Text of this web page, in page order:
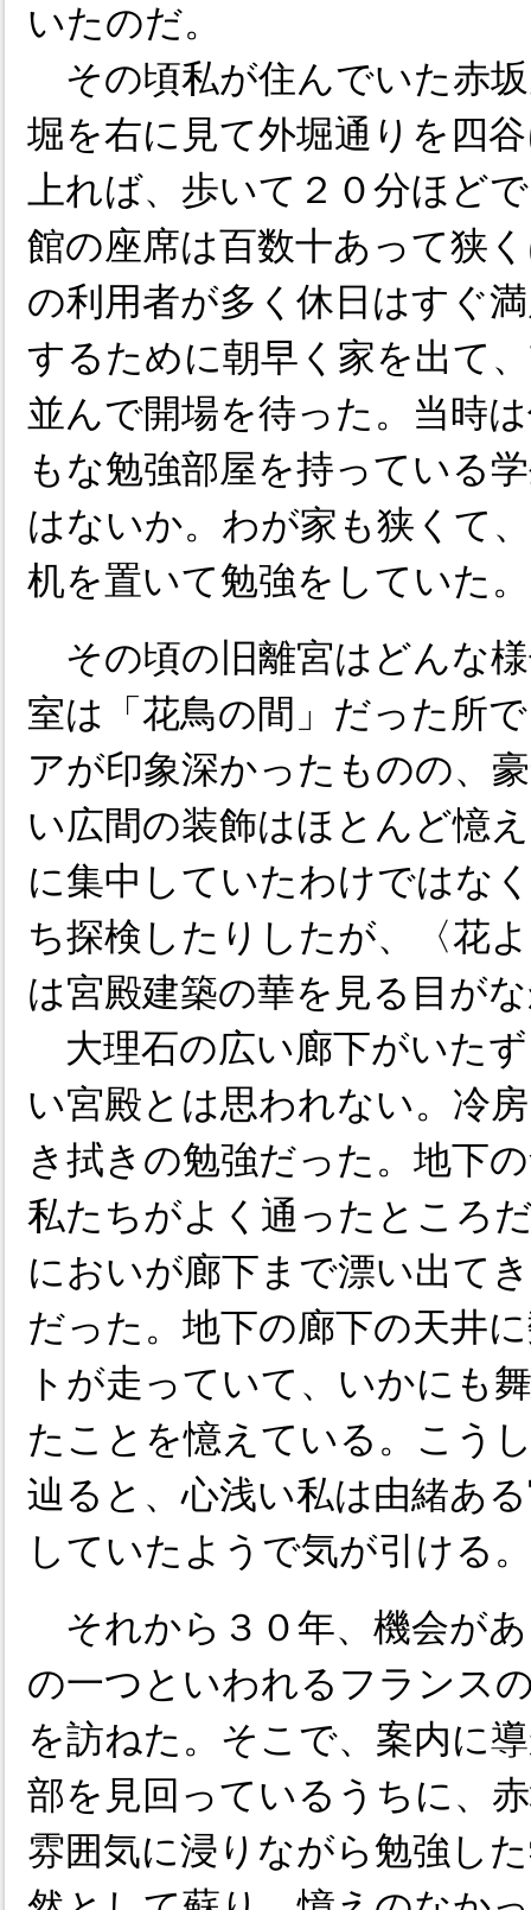
いたのだ。
その頃私が住んでいた赤
堀を右に見て外堀通りを四
上れば、歩いて２０分ほど
館の座席は百数十あって狭
の利用者が多く休日はすぐ
するために朝早く家を出て
並んで開場を待った。当時
もな勉強部屋を持っている
はないか。わが家も狭くて
机を置いて勉強をしていた。
その頃の旧離宮はどんな
室は「花鳥の間」だった所
アが印象深かったものの、
い広間の装飾はほとんど憶
に集中していたわけではな
ち探検したりしたが、〈花
は宮殿建築の華を見る目が
大理石の広い廊下がいた
い宮殿とは思われない。冷
き拭きの勉強だった。地下
私たちがよく通ったところ
においが廊下まで漂い出て
だった。地下の廊下の天井
トが走っていて、いかにも
たことを憶えている。こう
辿ると、心浅い私は由緒あ
していたようで気が引ける。
それから３０年、機会が
の一つといわれるフランス
を訪ねた。そこで、案内に
部を見回っているうちに、
雰囲気に浸りながら勉強し